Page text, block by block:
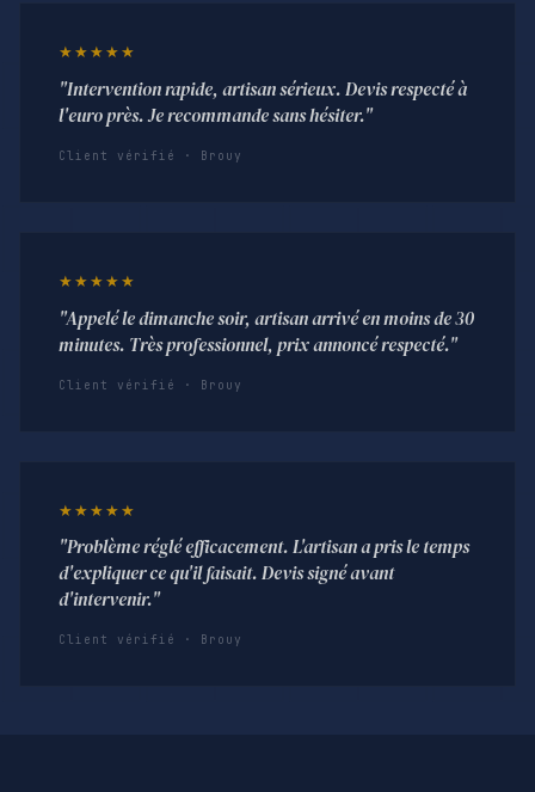
★★★★★
"Intervention rapide, artisan sérieux. Devis respecté à
l'euro près. Je recommande sans hésiter."
Client vérifié · Brouy
★★★★★
"Appelé le dimanche soir, artisan arrivé en moins de 30
minutes. Très professionnel, prix annoncé respecté."
Client vérifié · Brouy
★★★★★
"Problème réglé efficacement. L'artisan a pris le temps
d'expliquer ce qu'il faisait. Devis signé avant
d'intervenir."
Client vérifié · Brouy